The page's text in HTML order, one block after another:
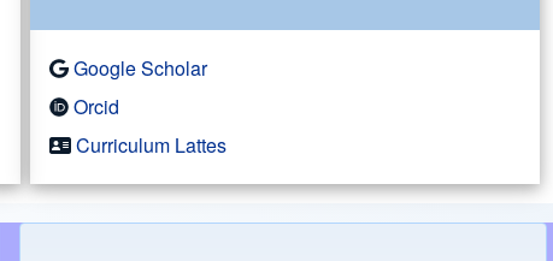
Google Scholar
Orcid
Curriculum Lattes